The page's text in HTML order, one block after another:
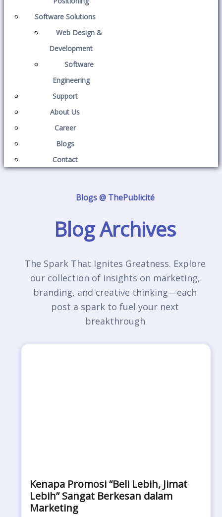
Software Solutions
Web Design &
Development
Software
Engineering
Support
About Us
Career
Blogs
Contact
Blogs @ ThePublicité
Blog Archives
The Spark That Ignites Greatness. Explore
our collection of insights on marketing,
branding, and creative thinking—each
post a spark to fuel your next
breakthrough
Kenapa Promosi “Beli Lebih, Jimat
Lebih” Sangat Berkesan dalam
Marketing